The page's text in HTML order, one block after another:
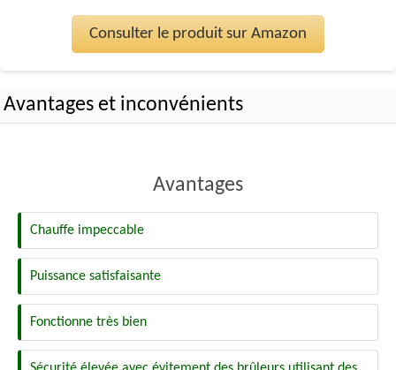
Consulter le produit sur Amazon
Avantages et inconvénients
Avantages
Chauffe impeccable
Puissance satisfaisante
Fonctionne très bien